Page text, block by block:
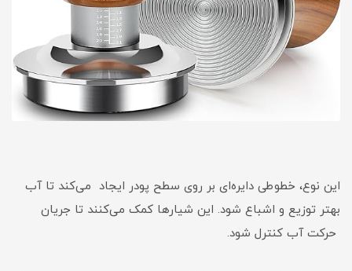
این نوع، خطوطی دایره‌ای بر روی سطح پودر ایجاد می‌کند تا آب
بهتر توزیع و اشباع شود. این شیارها کمک می‌کنند تا جریان
حرکت آب کنترل شود.